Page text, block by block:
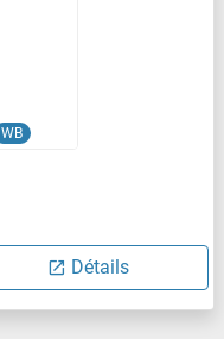
WB
Détails